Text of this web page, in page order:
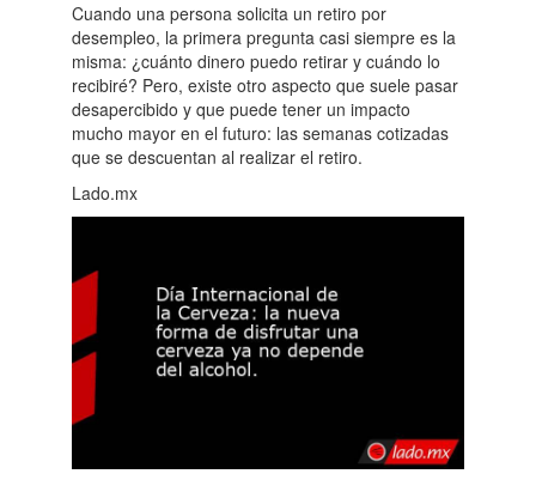
Cuando una persona solicita un retiro por
desempleo, la primera pregunta casi siempre es la
misma: ¿cuánto dinero puedo retirar y cuándo lo
recibiré? Pero, existe otro aspecto que suele pasar
desapercibido y que puede tener un impacto
mucho mayor en el futuro: las semanas cotizadas
que se descuentan al realizar el retiro.
Lado.mx